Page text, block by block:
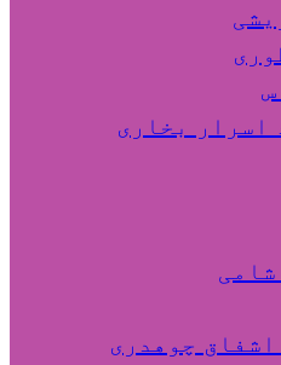
اسرار بخاری
چوهدری